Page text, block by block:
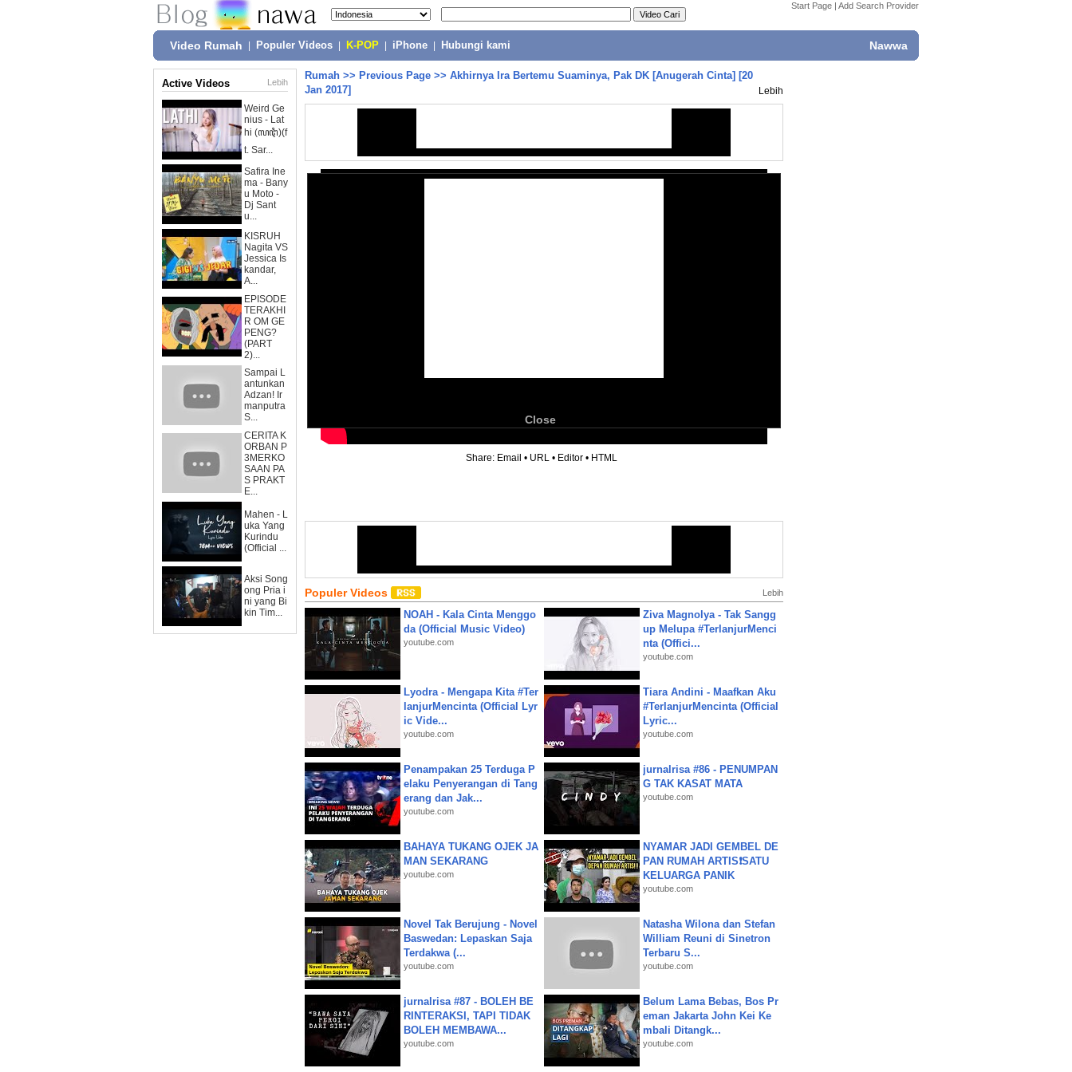
Start Page | Add Search Provider
Video Rumah Populer Videos K-POP iPhone Hubungi kami Nawwa
Active Videos Lebih
Weird Ge
nius - Lat
hi (ꦭꦛꦶ)(f
t. Sar...
Safira Ine
ma - Bany
u Moto -
Dj Sant
u...
KISRUH
Nagita VS
Jessica Is
kandar,
A...
EPISODE
TERAKHI
R OM GE
PENG?
(PART
2)...
Sampai L
antunkan
Adzan! Ir
manputra
S...
CERITA K
ORBAN P
3MERKO
SAAN PA
S PRAKT
E...
Mahen - L
uka Yang
Kurindu
(Official ...
Aksi Song
ong Pria i
ni yang Bi
kin Tim...
Rumah >> Previous Page >> Akhirnya Ira Bertemu Suaminya, Pak DK [Anugerah Cinta] [20
Jan 2017]
Lebih
Close
Share: Email • URL • Editor • HTML
Populer Videos Lebih
NOAH - Kala Cinta Menggo
da (Official Music Video)
youtube.com
Ziva Magnolya - Tak Sangg
up Melupa #TerlanjurMenci
nta (Offici...
youtube.com
Lyodra - Mengapa Kita #Ter
lanjurMencinta (Official Lyr
ic Vide...
youtube.com
Tiara Andini - Maafkan Aku
#TerlanjurMencinta (Official
Lyric...
youtube.com
Penampakan 25 Terduga P
elaku Penyerangan di Tang
erang dan Jak...
youtube.com
jurnalrisa #86 - PENUMPAN
G TAK KASAT MATA
youtube.com
BAHAYA TUKANG OJEK JA
MAN SEKARANG
youtube.com
NYAMAR JADI GEMBEL DE
PAN RUMAH ARTIS❗SATU
KELUARGA PANIK
youtube.com
Novel Tak Berujung - Novel
Baswedan: Lepaskan Saja
Terdakwa (...
youtube.com
Natasha Wilona dan Stefan
William Reuni di Sinetron
Terbaru S...
youtube.com
jurnalrisa #87 - BOLEH BE
RINTERAKSI, TAPI TIDAK
BOLEH MEMBAWA...
youtube.com
Belum Lama Bebas, Bos Pr
eman Jakarta John Kei Ke
mbali Ditangk...
youtube.com